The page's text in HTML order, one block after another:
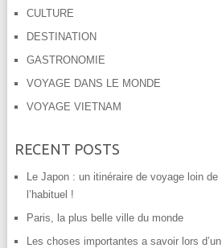
CULTURE
DESTINATION
GASTRONOMIE
VOYAGE DANS LE MONDE
VOYAGE VIETNAM
RECENT POSTS
Le Japon : un itinéraire de voyage loin de
l’habituel !
Paris, la plus belle ville du monde
Les choses importantes a savoir lors d’un